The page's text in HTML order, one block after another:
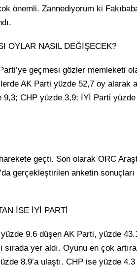
önemli. Zannediyorum ki
OYLAR NASIL DEĞİŞECEK?
geçmesi gözler memleketi
AK Parti yüzde 52,7 oy alarak
CHP yüzde 3,9; İYİ Parti
geçti. Son olarak ORC
gerçekleştirilen anketin
İSE İYİ PARTİ
9.6 düşen AK Parti, yüzde
yer aldı. Oyunu en çok
8.9’a ulaştı. CHP ise yüzde 4.3